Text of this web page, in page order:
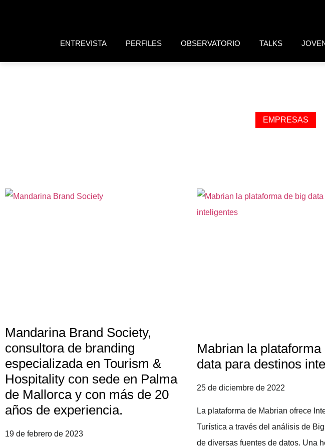
ENTREVISTA PERFILES OBSERVATORIO TALKS
EMPRESAS
Mandarina Brand Society,
consultora de branding
especializada en Tourism &
Hospitality con sede en Palma
de Mallorca y con más de 20
años de experiencia.
19 de febrero de 2023
Mabrian la plataforma
data para destinos
25 de diciembre de 2022
La plataforma de Mabrian ofrece
Turística a través del análisis de
de diversas fuentes de datos. Una